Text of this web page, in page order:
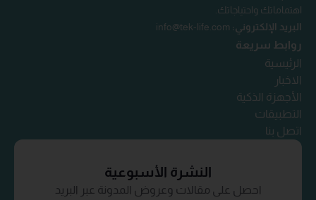
اهتماماتك واحتياجاتك.
البريد الإلكتروني: info@tek-life.com
روابط سريعة
الرئيسية
الاخبار
الأجهزة الذكية
التطبيقات
اتصل بنا
النشرة الأسبوعية
احصل على مقالات وعروض المدونة عبر البريد